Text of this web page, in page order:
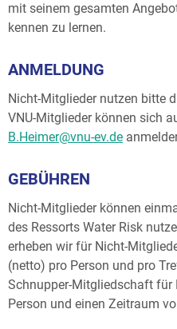
mit seinem gesamten
kennen zu lernen.
ANMELDUNG
Nicht-Mitglieder nutzen bitte
VNU-Mitglieder können sich
B.Heimer@vnu-ev.de
GEBÜHREN
Nicht-Mitglieder können
des Ressorts Water Risk
erheben wir für Nicht-
(netto) pro Person und pro
Schnupper-Mitgliedschaft für
Person und einen Zeitraum